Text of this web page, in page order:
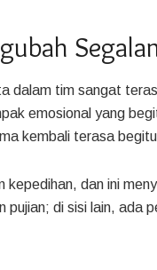
dalam tim sangat
emosional yang
kembali terasa
kepedihan, dan ini
pujian; di sisi lain, ada